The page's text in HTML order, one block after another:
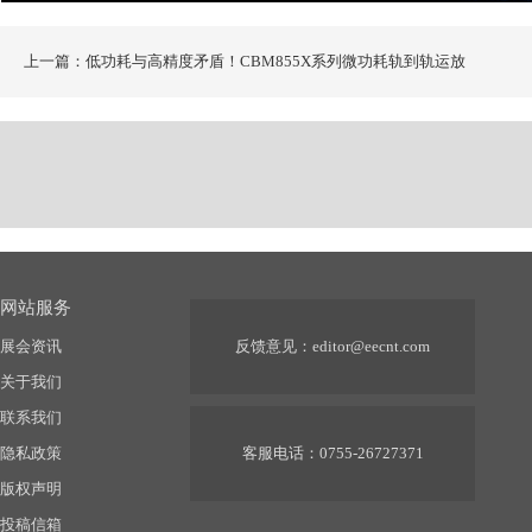
上一篇：低功耗与高精度矛盾！CBM855X系列微功耗轨到轨运放
网站服务
展会资讯
关于我们
联系我们
隐私政策
版权声明
投稿信箱
反馈意见： editor@eecnt.com
客服电话：0755-26727371